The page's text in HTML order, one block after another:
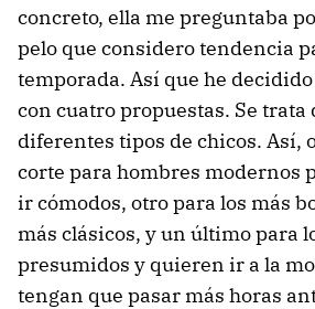
concreto, ella me preguntaba
pelo que considero tendencia
temporada. Así que he
con cuatro propuestas. Se trata
diferentes tipos de chicos. Así,
corte para hombres modernos
ir cómodos, otro para los más
más clásicos, y un último para
presumidos y quieren ir a la
tengan que pasar más horas